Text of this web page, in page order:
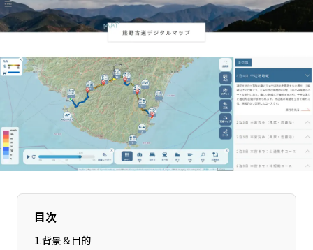
東京23区エリア
多摩エリア
神奈川エリア
新潟エリア
富山エリア
石川エリア
福井エリア
山梨エリア
長野エリア
岐阜エリア
静岡エリア
愛知エリア
三重エリア
滋賀エリア
京都エリア
大阪市エリア
河内エリア
目次
1.背景＆目的